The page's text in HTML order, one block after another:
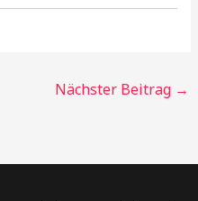
Nächster Beitrag →